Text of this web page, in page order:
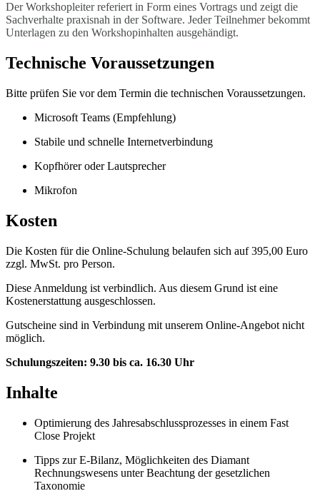
Der Workshopleiter referiert in Form eines Vortrags und zeigt die
Sachverhalte praxisnah in der Software. Jeder Teilnehmer bekommt
Unterlagen zu den Workshopinhalten ausgehändigt.
Technische Voraussetzungen
Bitte prüfen Sie vor dem Termin die technischen Voraussetzungen.
Microsoft Teams (Empfehlung)
Stabile und schnelle Internetverbindung
Kopfhörer oder Lautsprecher
Mikrofon
Kosten
Die Kosten für die Online-Schulung belaufen sich auf 395,00 Euro
zzgl. MwSt. pro Person.
Diese Anmeldung ist verbindlich. Aus diesem Grund ist eine
Kostenerstattung ausgeschlossen.
Gutscheine sind in Verbindung mit unserem Online-Angebot nicht
möglich.
Schulungszeiten: 9.30 bis ca. 16.30 Uhr
Inhalte
Optimierung des Jahresabschlussprozesses in einem Fast
Close Projekt
Tipps zur E-Bilanz, Möglichkeiten des Diamant
Rechnungswesens unter Beachtung der gesetzlichen
Taxonomie